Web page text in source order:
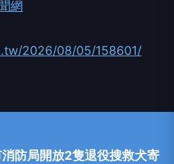
網
2026/08/05/158601/
防局開放2隻退役搜救犬寄